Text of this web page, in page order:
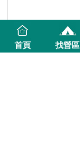
首頁 找營區